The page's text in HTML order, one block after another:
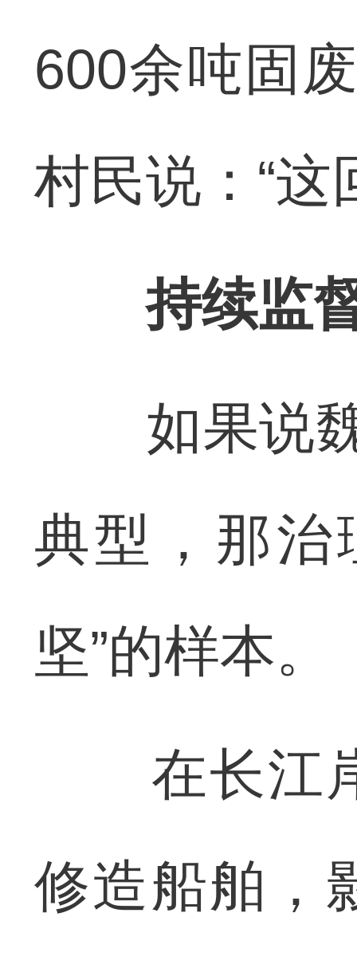
600余吨固
村民说：“这
持续监
如果说魏
典型，那治
坚”的样本。
在长江岸
修造船舶，